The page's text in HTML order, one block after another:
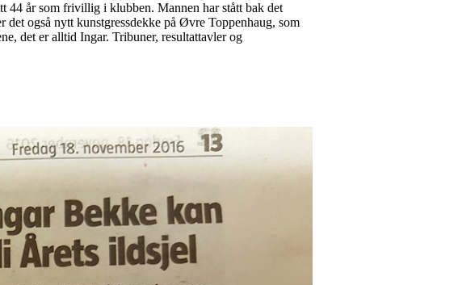
44 år som frivillig i klubben. Mannen har stått bak det
også nytt kunstgressdekke på Øvre Toppenhaug, som
det er alltid Ingar. Tribuner, resultattavler og